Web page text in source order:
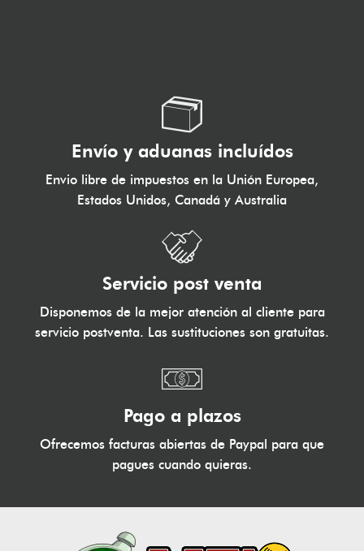
Envío y aduanas incluídos
Envio libre de impuestos en la Unión Europea,
Estados Unidos, Canadá y Australia
Servicio post venta
Disponemos de la mejor atención al cliente para
servicio postventa. Las sustituciones son gratuitas.
Pago a plazos
Ofrecemos facturas abiertas de Paypal para que
pagues cuando quieras.